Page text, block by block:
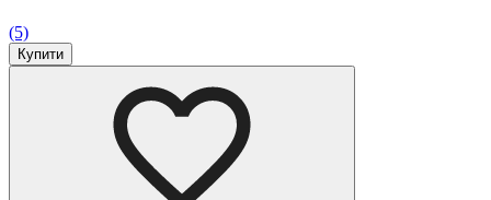
(5)
Купити